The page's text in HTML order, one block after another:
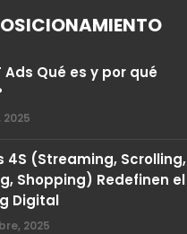
Ads Qué es y por qué
4S (Streaming, Scrolling,
Shopping) Redefinen el
Digital
2025